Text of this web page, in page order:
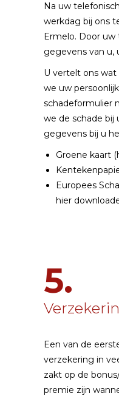
Na uw
werkdag bij ons
Ermelo. Door uw
gegevens van u,
U vertelt ons wat
we uw
schadeformulier
we de schade bij
gegevens bij u
Groene kaart
Europees
hier
5.
Een van de
verzekering in
zakt op de
premie zijn